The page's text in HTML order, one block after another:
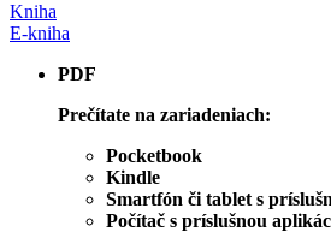
Kniha
E-kniha
PDF
Prečítate na zariadeniach:
Pocketbook
Kindle
Smartfón či tablet s
Počítač s príslušnou